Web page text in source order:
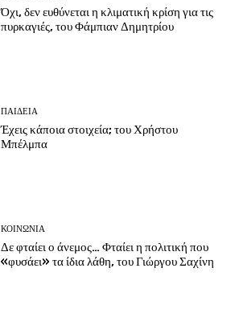
Όχι, δεν ευθύνεται η κλιματική κρίση για τις
πυρκαγιές, του Φάμπιαν Δημητρίου
ΠΑΙΔΕΙΑ
Έχεις κάποια στοιχεία; του Χρήστου
Μπέλμπα
ΚΟΙΝΩΝΙΑ
Δε φταίει ο άνεμος… Φταίει η πολιτική που
«φυσάει» τα ίδια λάθη, του Γιώργου Σαχίνη